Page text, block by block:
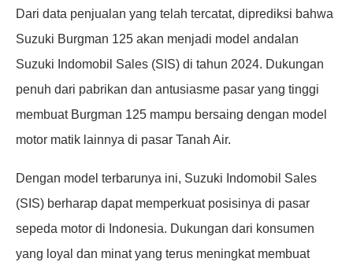
Dari data penjualan yang telah tercatat, diprediksi bahwa
Suzuki Burgman 125 akan menjadi model andalan
Suzuki Indomobil Sales (SIS) di tahun 2024. Dukungan
penuh dari pabrikan dan antusiasme pasar yang tinggi
membuat Burgman 125 mampu bersaing dengan model
motor matik lainnya di pasar Tanah Air.
Dengan model terbarunya ini, Suzuki Indomobil Sales
(SIS) berharap dapat memperkuat posisinya di pasar
sepeda motor di Indonesia. Dukungan dari konsumen
yang loyal dan minat yang terus meningkat membuat